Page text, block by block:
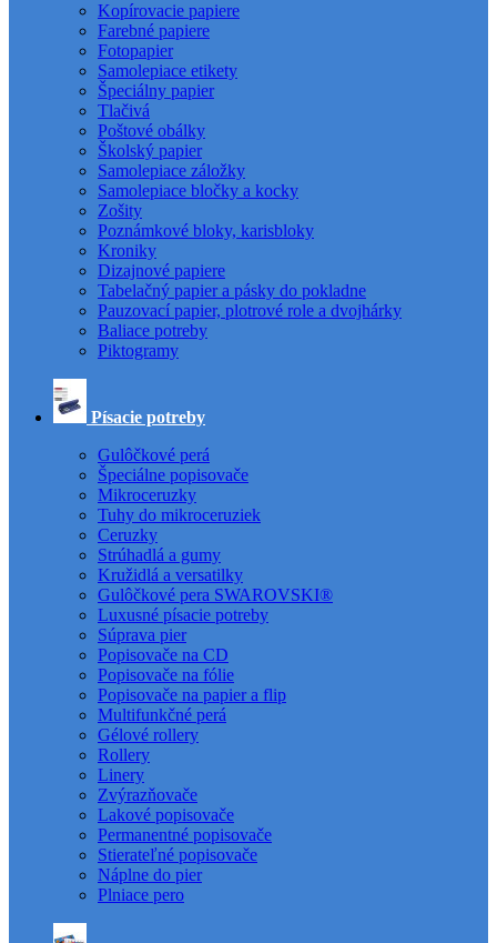
Kopírovacie papiere
Farebné papiere
Fotopapier
Samolepiace etikety
Špeciálny papier
Tlačivá
Poštové obálky
Školský papier
Samolepiace záložky
Samolepiace bločky a kocky
Zošity
Poznámkové bloky, karisbloky
Kroniky
Dizajnové papiere
Tabelačný papier a pásky do pokladne
Pauzovací papier, plotrové role a dvojhárky
Baliace potreby
Piktogramy
Písacie potreby
Gulôčkové perá
Špeciálne popisovače
Mikroceruzky
Tuhy do mikroceruziek
Ceruzky
Strúhadlá a gumy
Kružidlá a versatilky
Gulôčkové pera SWAROVSKI®
Luxusné písacie potreby
Súprava pier
Popisovače na CD
Popisovače na fólie
Popisovače na papier a flip
Multifunkčné perá
Gélové rollery
Rollery
Linery
Zvýrazňovače
Lakové popisovače
Permanentné popisovače
Stierateľné popisovače
Náplne do pier
Plniace pero